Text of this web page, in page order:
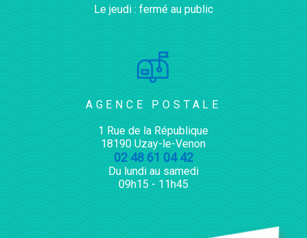
Le jeudi : fermé au public
AGENCE POSTALE
1 Rue de la République
18190 Uzay-le-Venon
02 48 61 04 42
Du lundi au samedi
09h15 - 11h45